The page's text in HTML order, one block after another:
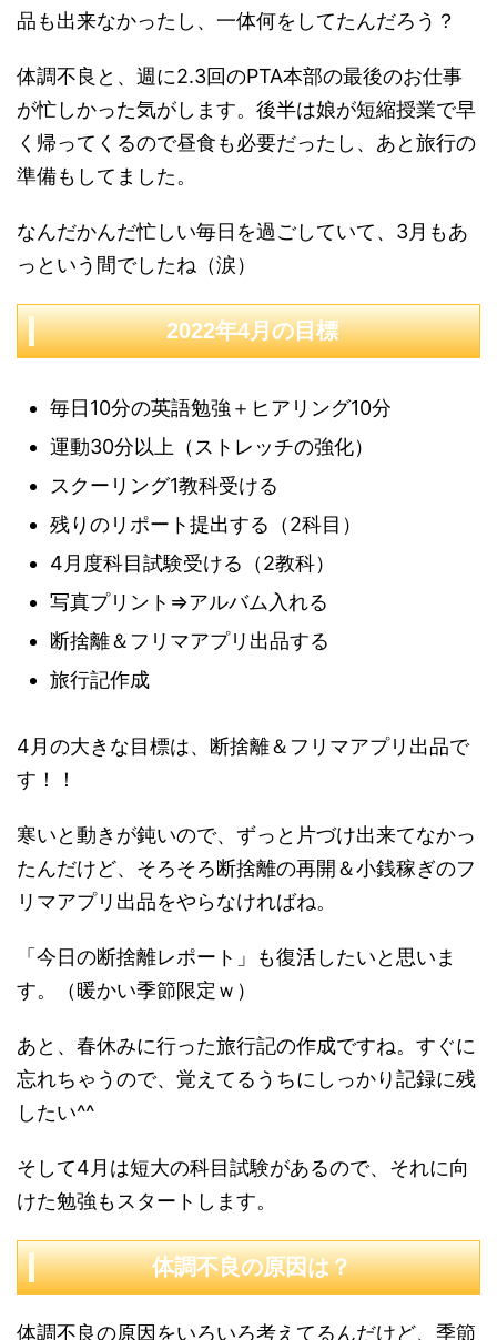
品も出来なかったし、一体何をしてたんだろう？
体調不良と、週に2.3回のPTA本部の最後のお仕事
が忙しかった気がします。後半は娘が短縮授業で早
く帰ってくるので昼食も必要だったし、あと旅行の
準備もしてました。
なんだかんだ忙しい毎日を過ごしていて、3月もあ
っという間でしたね（涙）
2022年4月の目標
毎日10分の英語勉強＋ヒアリング10分
運動30分以上（ストレッチの強化）
スクーリング1教科受ける
残りのリポート提出する（2科目）
4月度科目試験受ける（2教科）
写真プリント⇒アルバム入れる
断捨離＆フリマアプリ出品する
旅行記作成
4月の大きな目標は、断捨離＆フリマアプリ出品で
す！！
寒いと動きが鈍いので、ずっと片づけ出来てなかっ
たんだけど、そろそろ断捨離の再開＆小銭稼ぎのフ
リマアプリ出品をやらなければね。
「今日の断捨離レポート」も復活したいと思いま
す。（暖かい季節限定ｗ）
あと、春休みに行った旅行記の作成ですね。すぐに
忘れちゃうので、覚えてるうちにしっかり記録に残
したい^^
そして4月は短大の科目試験があるので、それに向
けた勉強もスタートします。
体調不良の原因は？
体調不良の原因をいろいろ考えてるんだけど、季節